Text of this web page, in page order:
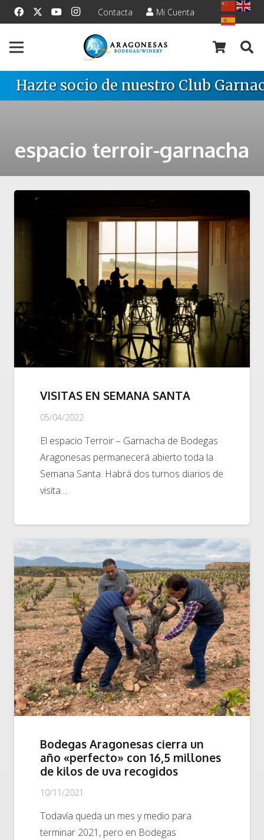
Contacta Mi Cuenta
Hazte socio de nuestro Club
espacio terroir-garnacha
VISITAS EN SEMANA SANTA
05/04/2022
El espacio Terroir – Garnacha de Bodegas
Aragonesas permanecerá abierto toda la
Semana Santa. Habrá dos turnos diarios de
visita…
Bodegas Aragonesas cierra un
año «perfecto» con 16,5 millones
de kilos de uva recogidos
10/11/2021
Todavía queda un mes y medio para
terminar 2021, pero en Bodegas